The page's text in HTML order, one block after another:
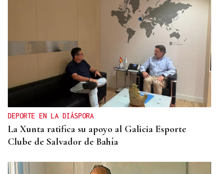
DEPORTE EN LA DIÁSPORA
La Xunta ratifica su apoyo al Galicia Esporte
Clube de Salvador de Bahía